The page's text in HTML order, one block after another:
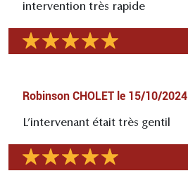
intervention très rapide
Robinson CHOLET le 15/10/2024
L’intervenant était très gentil